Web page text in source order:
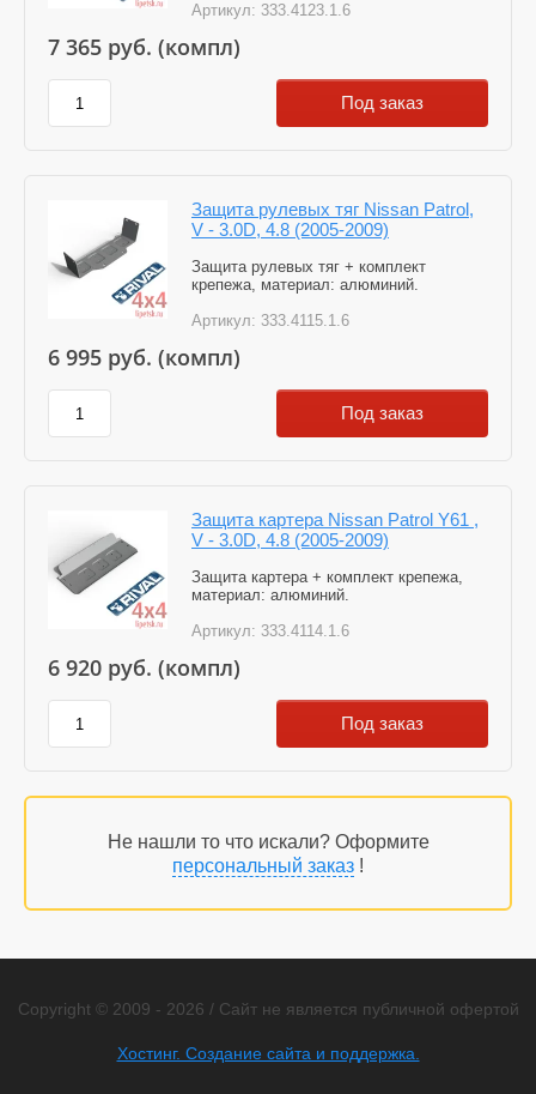
Артикул: 333.4123.1.6
7 365 руб. (компл)
Под заказ
Защита рулевых тяг Nissan Patrol,
V - 3.0D, 4.8 (2005-2009)
Защита рулевых тяг + комплект
крепежа, материал: алюминий.
Артикул: 333.4115.1.6
6 995 руб. (компл)
Под заказ
Защита картера Nissan Patrol Y61 ,
V - 3.0D, 4.8 (2005-2009)
Защита картера + комплект крепежа,
материал: алюминий.
Артикул: 333.4114.1.6
6 920 руб. (компл)
Под заказ
Не нашли то что искали? Оформите
персональный заказ !
Copyright © 2009 - 2026 / Сайт не является публичной офертой
Хостинг. Создание сайта и поддержка.